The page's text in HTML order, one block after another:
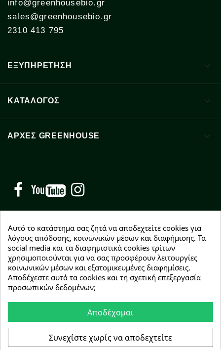
info@greenhousebio.gr
sales@greenhousebio.gr
2310 413 795
ΕΞΥΠΗΡΕΤΗΣΗ 
ΚΑΤΑΛΟΓΟΣ 
ΑΡΧΈΣ GREENHOUSE 
Facebook YouTube
NEWSLETTER
Εγγραφείτε δωρεάν και θα είστε οι πρώτοι που θα
λάβετε τα νέα μας γύρω από προσφορές, εκπτώσεις
και νέα προϊόντα.
Συμφωνώ με τουςόρους χρήσης
Αυτό το κατάστημα σας ζητά να αποδεχτείτε cookies για
λόγους απόδοσης, κοινωνικών μέσων και διαφήμισης. Τα
social media και τα διαφημιστικά cookies τρίτων
χρησιμοποιούνται για να σας προσφέρουν λειτουργίες
κοινωνικών μέσων και εξατομικευμένες διαφημίσεις.
Αποδέχεστε αυτά τα cookies και τη σχετική επεξεργασία
προσωπικών δεδομένων;
Αποδέχομαι
Συνεχίστε χωρίς να αποδεχτείτε